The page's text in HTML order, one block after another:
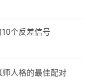
个反差信号
人格的最佳配对